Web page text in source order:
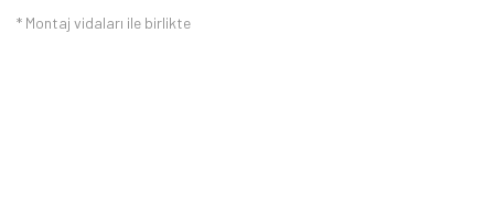
* Montaj vidaları ile birlikte